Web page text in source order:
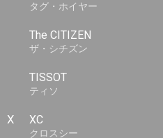
タグ・ホイヤー
The CITIZEN
ザ・シチズン
TISSOT
ティソ
X XC
クロスシー